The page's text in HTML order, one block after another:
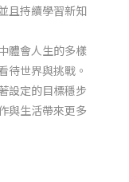
且持續學習新知
體會人生的多樣
待世界與挑戰。
設定的目標穩步
與生活帶來更多